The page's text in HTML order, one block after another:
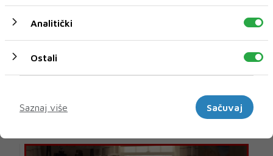
MAME I BEBE
Analitički
Ostali
Saznaj više
Sačuvaj